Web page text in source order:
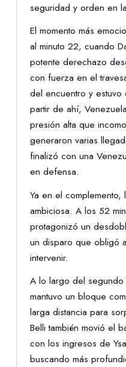
seguridad y orden en
El momento más
al minuto 22, cuando
potente derechazo
con fuerza en el
del encuentro y
partir de ahí,
presión alta que
generaron varias
finalizó con una
en defensa.
Ya en el complemento,
ambiciosa. A los 52
protagonizó un
un disparo que obligó
intervenir.
A lo largo del
mantuvo un bloque
larga distancia para
Belli también movió el
con los ingresos de
buscando más